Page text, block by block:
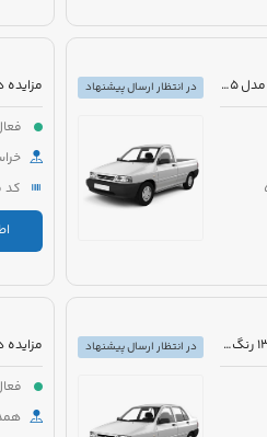
مزایده دولتی خودرو وانت پراید 151 مدل 1395 رنگ سفید
در انتظار ارسال پیشنهاد
کد
مزایده دولتی خودرو پراید مدل 1388 رنگ سفید
در انتظار ارسال پیشنهاد